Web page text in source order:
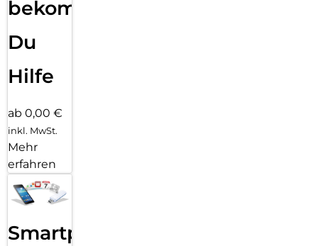
bekommst
Du
Hilfe
ab 0,00 €
inkl. MwSt.
Mehr
erfahren
Smartphone